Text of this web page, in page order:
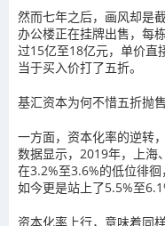
然而七年之后，画风却是
办公楼正在挂牌出售，每
过15亿至18亿元，单价直
当于买入价打了五折。
基汇资本为何不惜五折抛售
一方面，资本化率的逆转
数据显示，2019年，上海
在3.2%至3.6%的低位徘徊
如今更是站上了5.5%至
资本化率上行，意味着同